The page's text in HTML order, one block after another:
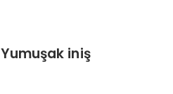
Yumuşak iniş